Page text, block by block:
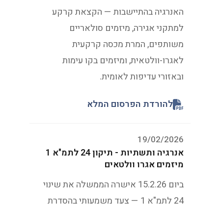
האנרגיה בהתיישבות — הקצאת קרקע
למתקני אגירה, מיזמים סולאריים
משותפים, המרת מכסה קרקעית
לאגרו-וולטאית, ומיזמים בקו עימות
ובאזורי עדיפות לאומית.
להורדת הפרסום המלא
19/02/2026
אנרגיה ותשתיות - תיקון 24 לתמ"א 1
מיזמים אגרו וולטאים
ביום 15.2.26 אישרה הממשלה את שינוי
24 לתמ"א 1 — צעד משמעותי בהסדרת